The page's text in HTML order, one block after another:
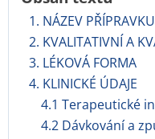
1. NÁZEV PŘÍPRAVKU
2. KVALITATIVNÍ A
3. LÉKOVÁ FORMA
4. KLINICKÉ ÚDAJE
4.1 Terapeutické
4.2 Dávkování a